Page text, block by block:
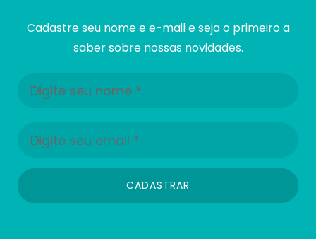
Cadastre seu nome e e-mail e seja o primeiro a
saber sobre nossas novidades.
CADASTRAR